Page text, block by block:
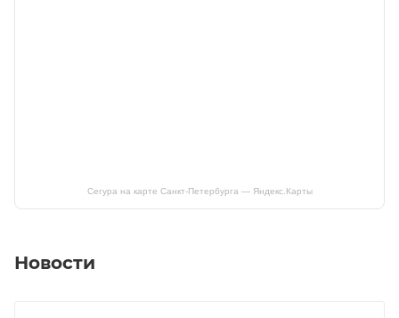
Сегура на карте Санкт‑Петербурга — Яндекс.Карты
Новости